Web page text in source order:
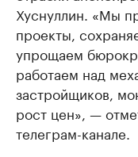
Хуснуллин. «Мы
проекты,
упрощаем
работаем над
застройщиков,
рост цен», —
телеграм-канале.